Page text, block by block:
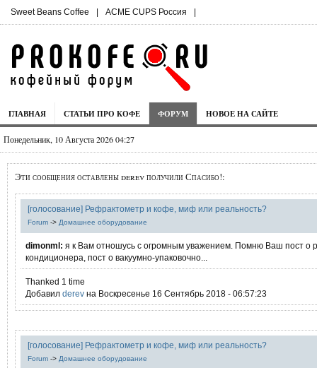
Sweet Beans Coffee | ACME CUPS Россия |
ГЛАВНАЯ СТАТЬИ ПРО КОФЕ ФОРУМ НОВОЕ НА САЙТЕ
Понедельник, 10 Августа 2026 04:27
Эти сообщения оставлены derev получили Спасибо!:
[голосование] Рефрактометр и кофе, миф или реальность?
Forum -> Домашнее оборудование
dimonml: я к Вам отношусь с огромным уважением. Помню Ваш пост о
кондиционера, пост о вакуумно-упаковочно...
Thanked 1 time
Добавил derev на Воскресенье 16 Сентябрь 2018 - 06:57:23
[голосование] Рефрактометр и кофе, миф или реальность?
Forum -> Домашнее оборудование